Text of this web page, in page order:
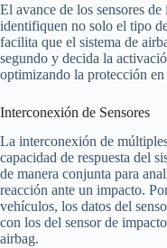
El avance de los sensores
identifiquen no solo el tipo
facilita que el sistema de
segundo y decida la
optimizando la protección en
Interconexión de Sensores
La interconexión de
capacidad de respuesta del
de manera conjunta para
reacción ante un impacto.
vehículos, los datos del
con los del sensor de
airbag.